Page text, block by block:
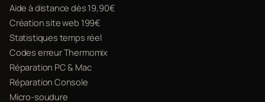
Aide à distance dès 19,90€
Création site web 199€
Statistiques temps réel
Codes erreur Thermomix
Réparation PC & Mac
Réparation Console
Micro-soudure